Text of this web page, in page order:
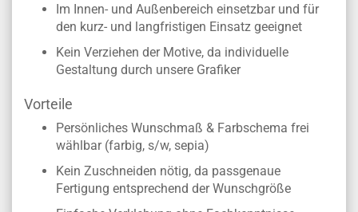
Im Innen- und Außenbereich einsetzbar und für
den kurz- und langfristigen Einsatz geeignet
Kein Verziehen der Motive, da individuelle
Gestaltung durch unsere Grafiker
Vorteile
Persönliches Wunschmaß & Farbschema frei
wählbar (farbig, s/w, sepia)
Kein Zuschneiden nötig, da passgenaue
Fertigung entsprechend der Wunschgröße